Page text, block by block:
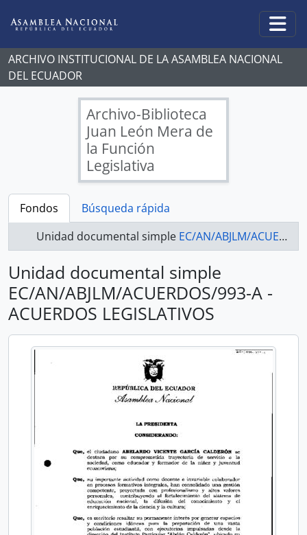
ARCHIVO INSTITUCIONAL DE LA ASAMBLEA NACIONAL
DEL ECUADOR
Archivo-Biblioteca
Juan León Mera de
la Función
Legislativa
Fondos
Búsqueda rápida
Unidad documental simple EC/AN/ABJLM/ACUERDOS/993-A - ACUERDOS LEGISLATIVOS
Unidad documental simple
EC/AN/ABJLM/ACUERDOS/993-A -
ACUERDOS LEGISLATIVOS